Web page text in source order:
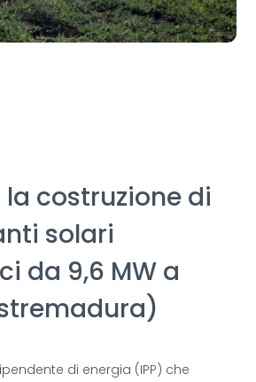
la costruzione di
solari
da 9,6 MW a
di energia (IPP) che